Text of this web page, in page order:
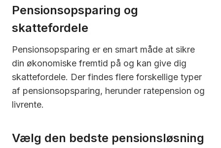
Pensionsopsparing og
skattefordele
Pensionsopsparing er en smart måde at sikre
din økonomiske fremtid på og kan give dig
skattefordele. Der findes flere forskellige typer
af pensionsopsparing, herunder ratepension og
livrente.
Vælg den bedste pensionsløsning